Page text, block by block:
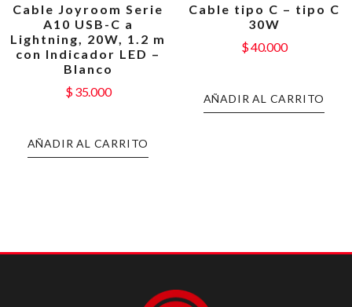
Cable Joyroom Serie
A10 USB-C a
Lightning, 20W, 1.2 m
con Indicador LED –
Blanco
$35.000
AÑADIR AL CARRITO
Cable tipo C – tipo C
30W
$40.000
AÑADIR AL CARRITO